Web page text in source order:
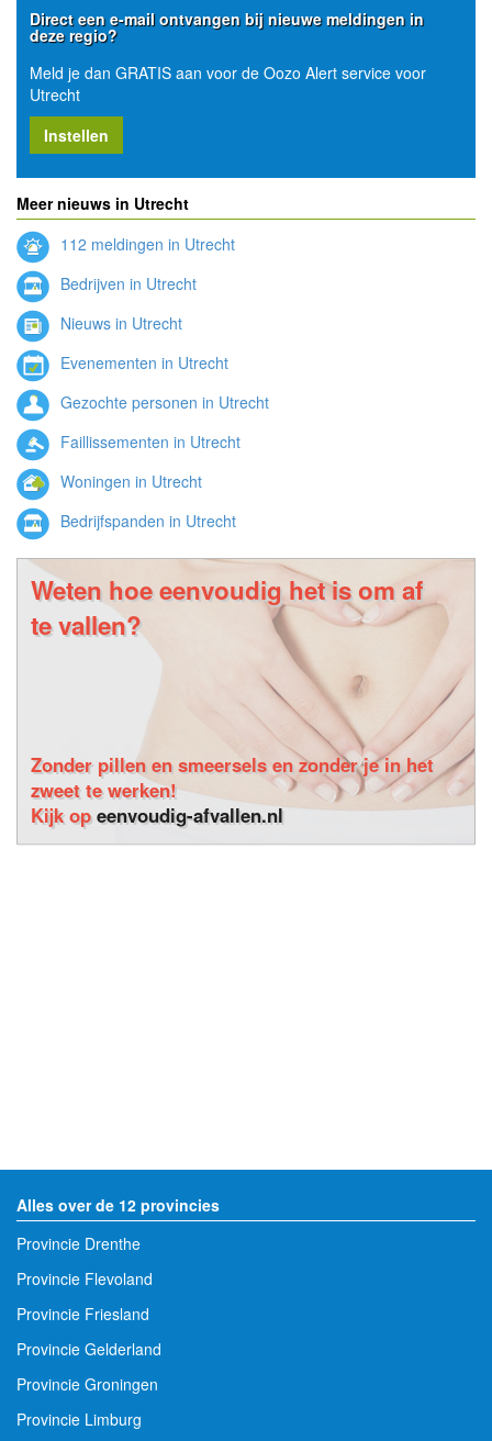
Direct een e-mail ontvangen bij nieuwe meldingen in
deze regio?
Meld je dan GRATIS aan voor de Oozo Alert service voor
Utrecht
Instellen
Meer nieuws in Utrecht
112 meldingen in Utrecht
Bedrijven in Utrecht
Nieuws in Utrecht
Evenementen in Utrecht
Gezochte personen in Utrecht
Faillissementen in Utrecht
Woningen in Utrecht
Bedrijfspanden in Utrecht
Weten hoe eenvoudig het is om af
te vallen?
Zonder pillen en smeersels en zonder je in het
zweet te werken!
Kijk opeenvoudig-afvallen.nl
Alles over de 12 provincies
Provincie Drenthe
Provincie Flevoland
Provincie Friesland
Provincie Gelderland
Provincie Groningen
Provincie Limburg